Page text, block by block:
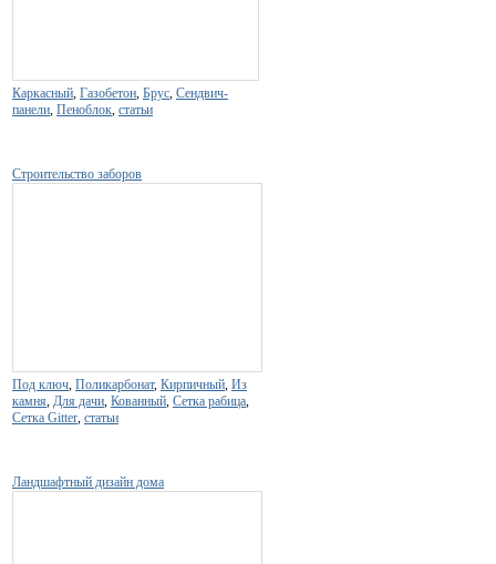
Каркасный, Газобетон, Брус, Сендвич-
панели, Пеноблок, статьи
Строительство заборов
Под ключ, Поликарбонат, Кирпичный, Из
камня, Для дачи, Кованный, Сетка рабица,
Сетка Gitter, статьи
Ландшафтный дизайн дома